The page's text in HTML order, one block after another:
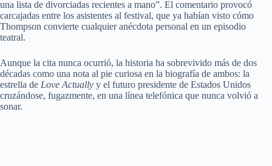
una lista de divorciadas recientes a mano”. El comentario provocó
carcajadas entre los asistentes al festival, que ya habían visto cómo
Thompson convierte cualquier anécdota personal en un episodio
teatral.
Aunque la cita nunca ocurrió, la historia ha sobrevivido más de dos
décadas como una nota al pie curiosa en la biografía de ambos: la
estrella de Love Actually y el futuro presidente de Estados Unidos
cruzándose, fugazmente, en una línea telefónica que nunca volvió a
sonar.